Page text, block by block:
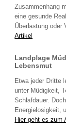
Zusammenhang
eine gesunde
Überlastung oder
Artikel
Landplage
Lebensmut
Etwa jeder Dritte
unter Müdigkeit,
Schlafdauer.
Energielosigkeit,
Hier geht es zum